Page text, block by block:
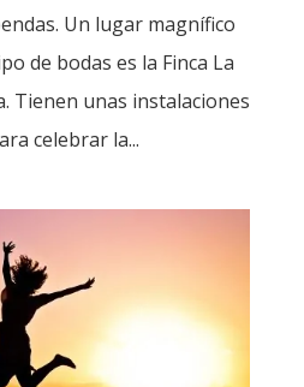
Un lugar magnífico
de bodas es la Finca La
Tienen unas instalaciones
celebrar la...